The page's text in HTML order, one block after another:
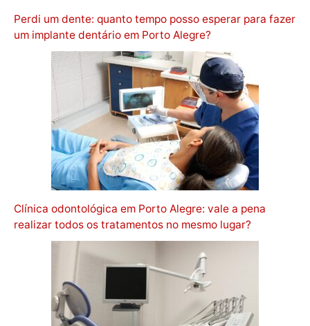
Perdi um dente: quanto tempo posso esperar para fazer
um implante dentário em Porto Alegre?
Clínica odontológica em Porto Alegre: vale a pena
realizar todos os tratamentos no mesmo lugar?